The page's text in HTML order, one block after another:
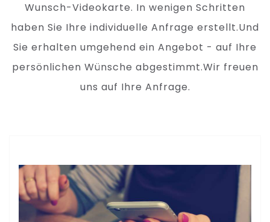
Wunsch-Videokarte. In wenigen Schritten
haben Sie Ihre individuelle Anfrage erstellt.Und
Sie erhalten umgehend ein Angebot - auf Ihre
persönlichen Wünsche abgestimmt.Wir freuen
uns auf Ihre Anfrage.